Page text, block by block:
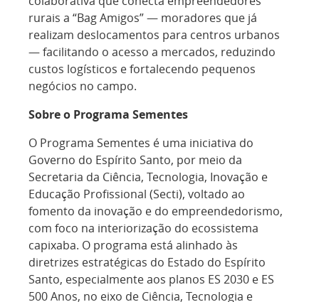
rurais a “Bag Amigos” — moradores que já
realizam deslocamentos para centros urbanos
— facilitando o acesso a mercados, reduzindo
custos logísticos e fortalecendo pequenos
negócios no campo.
Sobre o Programa Sementes
O Programa Sementes é uma iniciativa do
Governo do Espírito Santo, por meio da
Secretaria da Ciência, Tecnologia, Inovação e
Educação Profissional (Secti), voltado ao
fomento da inovação e do empreendedorismo,
com foco na interiorização do ecossistema
capixaba. O programa está alinhado às
diretrizes estratégicas do Estado do Espírito
Santo, especialmente aos planos ES 2030 e ES
500 Anos, no eixo de Ciência, Tecnologia e